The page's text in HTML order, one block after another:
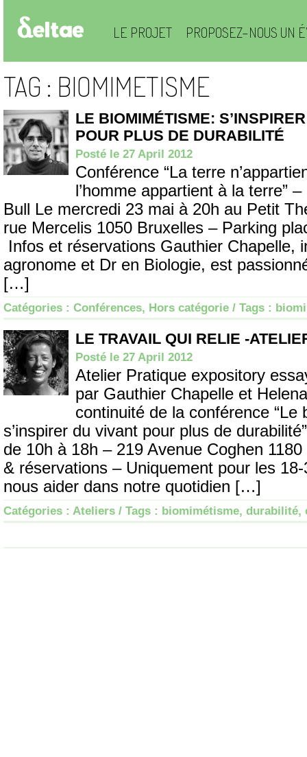
LE PROJET PROPOSEZ-NOUS UN
TAG : BIOMIMETISME
LE BIOMIMÉTISME:
POUR PLUS DE DURABILITÉ
Posté le 27 April 2012
Conférence “La terre
l’homme appartient à la terre”
Bull Le mercredi 23 mai à 20h au Petit
rue Mercelis 1050 Bruxelles – Parking
Infos et réservations Gauthier Chapelle,
agronome et Dr en Biologie, est
[…]
Catégories : Conférences, Hors catégorie / Tags :
LE TRAVAIL QUI RELIE -
Posté le 27 April 2012
Atelier Pratique expository
par Gauthier Chapelle et
continuité de la conférence “Le
s’inspirer du vivant pour plus de
de 10h à 18h – 219 Avenue Coghen
& réservations – Uniquement pour les
nous aider dans notre quotidien […]
Catégories : Ateliers / Tags : biomimétisme, durabilité,